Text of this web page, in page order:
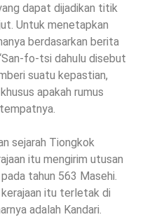
dapat dijadikan titik
Untuk menetapkan
berdasarkan berita
fo-tsi dahulu disebut
suatu kepastian,
apakah rumus
sejarah Tiongkok
itu mengirim utusan
tahun 563 Masehi.
itu terletak di
adalah Kandari.